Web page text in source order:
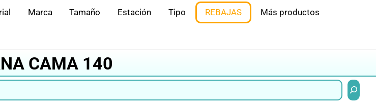
Marca Tamaño Estación Tipo REBAJAS Más productos
CAMA 140
Buscar